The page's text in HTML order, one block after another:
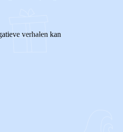
verhalen kan